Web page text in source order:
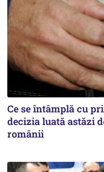
Ce se întâmplă cu
decizia luată astăzi
românii